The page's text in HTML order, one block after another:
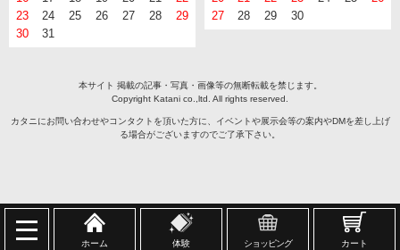
ホーム 体験 ショッピング カート
23
24 25 26 27 28
29
30
31
27
28 29 30
本サイト 掲載の記事・写真・画像等の無断転載を禁じます。
Copyright Katani co.,ltd. All rights reserved.
カタニにお問い合わせやコンタクトを頂いた方に、イベントや展示会等の案内やDMを差し上げ
る場合がございますのでご了承下さい。